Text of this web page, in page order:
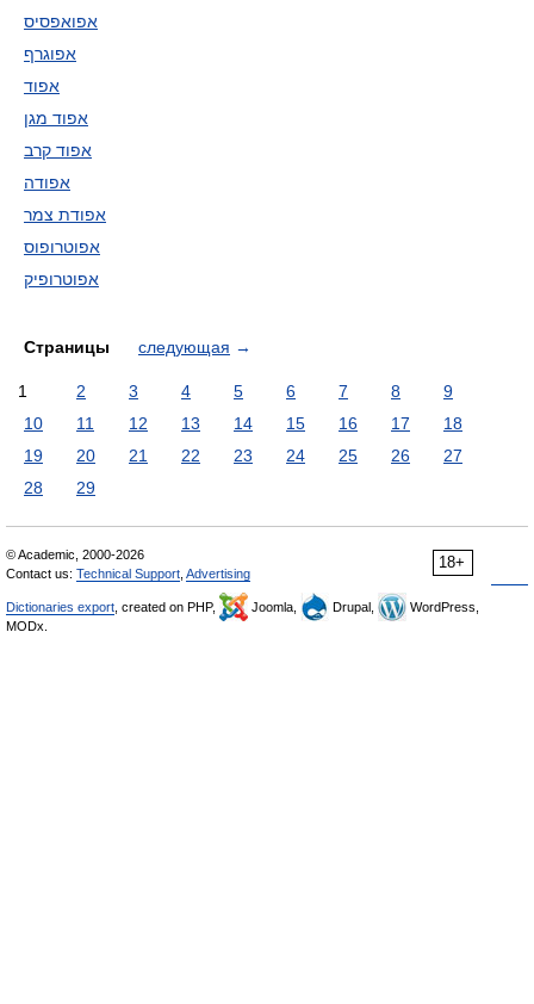
אפואפסיס
אפוגרף
אפוד
אפוד מגן
אפוד קרב
אפודה
אפודת צמר
אפוטרופוס
אפוטרופיק
Страницы следующая →
1 2 3 4 5 6 7 8
9
10
11 12 13 14 15 16 17
18
19
20 21 22 23 24 25 26
27
28
29
18+
© Academic, 2000-2026
Contact us: Technical Support Advertising
Dictionaries export , created on PHP, Joomla, Drupal,
WordPress,
MODx.